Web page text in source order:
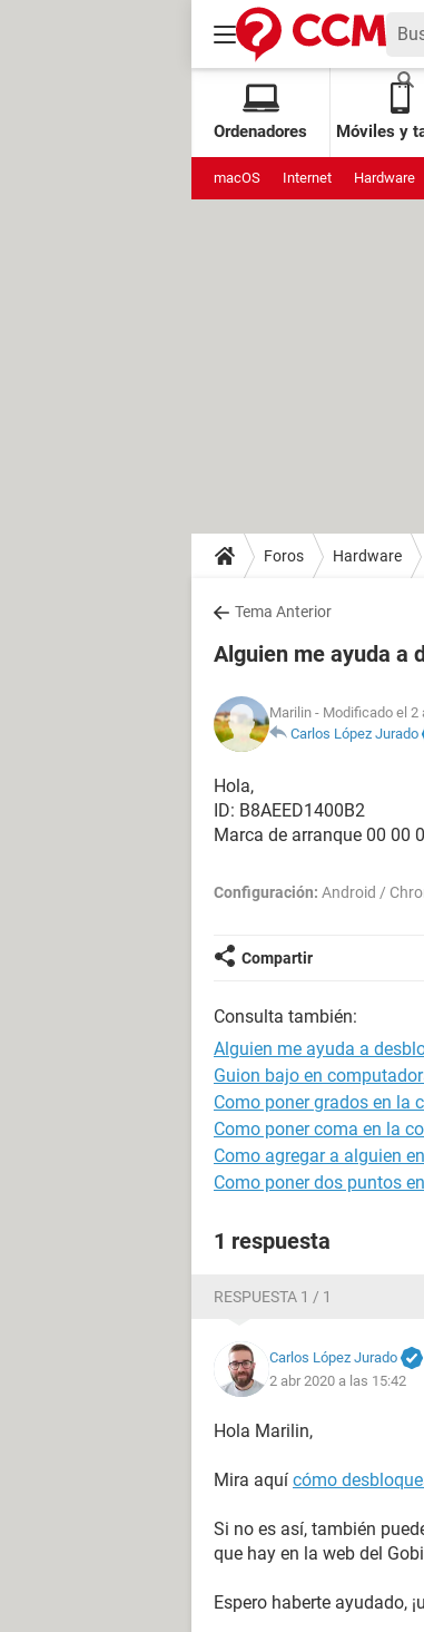
Ordenadores Móviles y
macOS Internet Hardware
Foros Hardware
Tema Anterior
Alguien me ayuda a
Marilin - Modificado el 2
Carlos López Jurado
Hola,
ID: B8AEED1400B2
Marca de arranque 00 00
Configuración: Android /
Compartir
Consulta también:
Alguien me ayuda a
Guion bajo en
Como poner grados en la
Como poner coma en la
Como agregar a alguien
Como poner dos puntos
1 respuesta
RESPUESTA 1 / 1
Carlos López Jurado
2 abr 2020 a las 15:42
Hola Marilin,
Mira aquí cómo
Si no es así, también
que hay en la web del
Espero haberte ayudado,